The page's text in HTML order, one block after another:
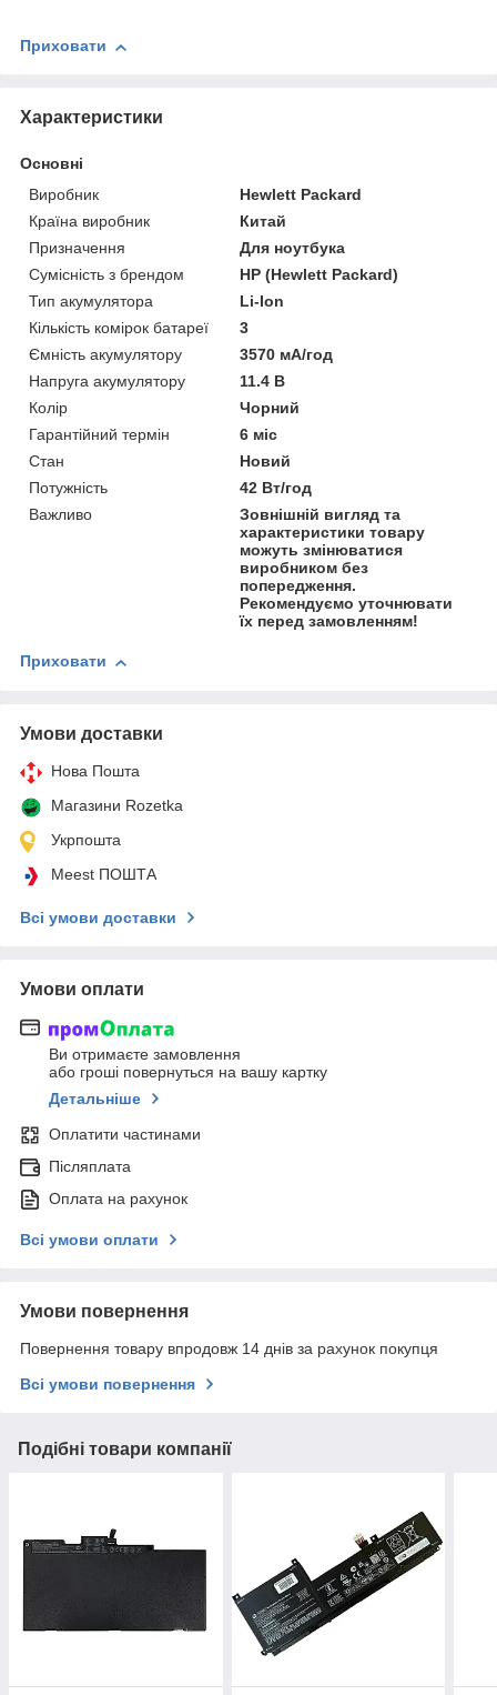
Приховати
Характеристики
Основні
Виробник
Hewlett Packard
Країна виробник
Китай
Призначення
Для ноутбука
Сумісність з брендом
HP (Hewlett Packard)
Тип акумулятора
Li-Ion
Кількість комірок батареї
3
Ємність акумулятору
3570 мА/год
Напруга акумулятору
11.4 В
Колір
Чорний
Гарантійний термін
6 міс
Стан
Новий
Потужність
42 Вт/год
Важливо
Зовнішній вигляд та
характеристики товару
можуть змінюватися
виробником без
попередження.
Рекомендуємо уточнювати
їх перед замовленням!
Приховати
Умови доставки
Нова Пошта
Магазини Rozetka
Укрпошта
Meest ПОШТА
Всі умови доставки
Умови оплати
Ви отримаєте замовлення
або гроші повернуться на вашу картку
Детальніше
Оплатити частинами
Післяплата
Оплата на рахунок
Всі умови оплати
Умови повернення
Повернення товару впродовж 14 днів за рахунок покупця
Всі умови повернення
Подібні товари компанії